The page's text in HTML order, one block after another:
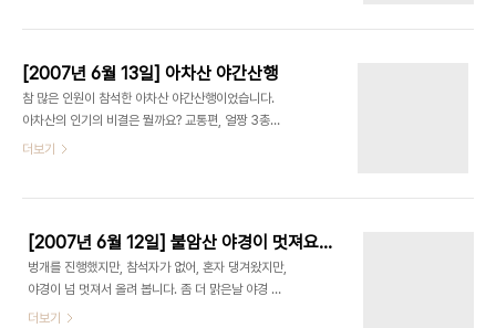
Princess (Linda Gentille) Piano Princess라
불리우는 'Linda Gentille'의 화려하고 기교 넘치
는 모짜르트 메들리 연주곡.... '피아노 프린세스'는
그 화려한 기교에 있어 자타가 공인하는 인스트루멘
털 계의 절대적인 존재이다. 뉴에이지의 베토벤이 '야
연 이 '피아노 프린세스'를 뉴에이지계의 모짜르트라
[2007년 6월 13일] 아차산 야간산행
참 많은 인원이 참석한 아차산 야간산행이었습니다.
아차산의 인기의 비결은 뭘까요? 교통편, 얼짱 3총
사, 신호등 삼자매, 멋진 벙개장들, 멋진 야경... 제 생
명의 벙개장- 욕심이누나, 까만아이님, 열라맨형, 꼭
미남님 간만에 뭉쳐 반가웠던 올드벙개장- 권기수형,
계란말이(도태호)형,향기(정은주) 올드 멤버- 밀레
(주명이), 하다형... 언제나 후미 담당- 백호형 마무리
체조 담당 - 야옹이 주희 얼굴이 크서 얼짱 - 풍미 풍
더보기
[2007년 6월 12일] 불암산 야경이 멋져요 ^+++^
벙개를 진행했지만, 참석자가 없어, 혼자 댕겨왔지만,
야경이 넘 멋져서 올려 봅니다. 좀 더 맑은날 야경 찍
으려 불암산 다시 올라갈 생각입니다 ^^ 즐거운 한주
더보기